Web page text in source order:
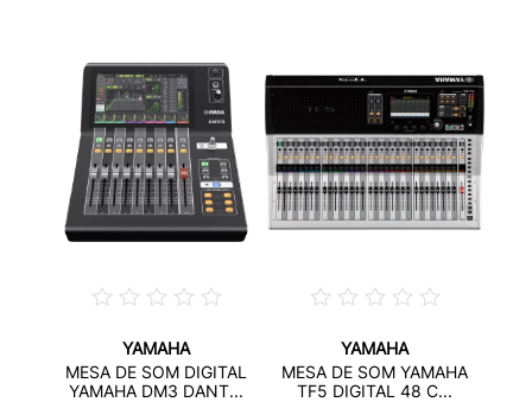
YAMAHA
MESA DE SOM DIGITAL
YAMAHA DM3 DANT...
YAMAHA
MESA DE SOM YAMAHA
TF5 DIGITAL 48 C...